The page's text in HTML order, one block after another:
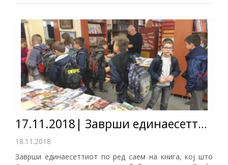
17.11.2018| Заврши единаесеттиот „Саем на книга 2018-Радовиш“
18.11.2018
Заврши единаесеттиот по ред саем на книга, кој што